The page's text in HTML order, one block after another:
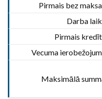
Pirmais bez
Darba
Pirmais
Vecuma
Maksimālā